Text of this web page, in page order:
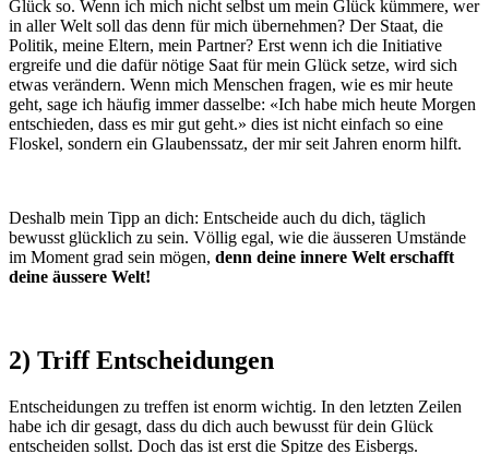
Glück so. Wenn ich mich nicht selbst um mein Glück kümmere, wer
in aller Welt soll das denn für mich übernehmen? Der Staat, die
Politik, meine Eltern, mein Partner? Erst wenn ich die Initiative
ergreife und die dafür nötige Saat für mein Glück setze, wird sich
etwas verändern. Wenn mich Menschen fragen, wie es mir heute
geht, sage ich häufig immer dasselbe: «Ich habe mich heute Morgen
entschieden, dass es mir gut geht.» dies ist nicht einfach so eine
Floskel, sondern ein Glaubenssatz, der mir seit Jahren enorm hilft.
Deshalb mein Tipp an dich: Entscheide auch du dich, täglich
bewusst glücklich zu sein. Völlig egal, wie die äusseren Umstände
im Moment grad sein mögen, denn deine innere Welt erschafft
deine äussere Welt!
2) Triff Entscheidungen
Entscheidungen zu treffen ist enorm wichtig. In den letzten Zeilen
habe ich dir gesagt, dass du dich auch bewusst für dein Glück
entscheiden sollst. Doch das ist erst die Spitze des Eisbergs.